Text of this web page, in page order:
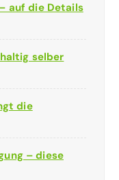
auf die Details
selber
die
– diese